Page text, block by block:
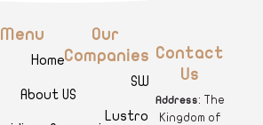
Menu
Home
About US
Our
Companies
SWAR
Lustro Clinics
Contact
Us
Address: The
Kingdom of